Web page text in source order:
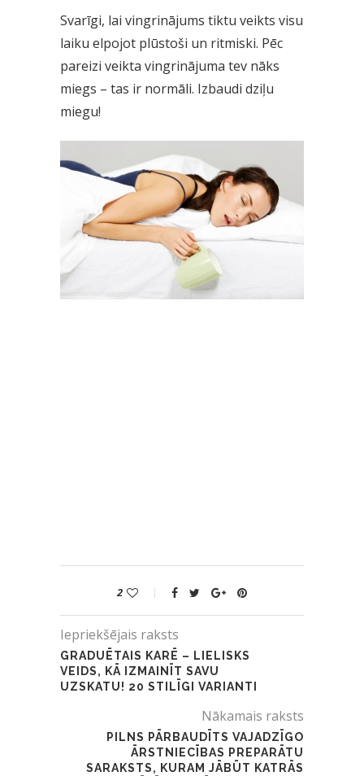
Svarīgi, lai vingrinājums tiktu veikts visu
laiku elpojot plūstoši un ritmiski. Pēc
pareizi veikta vingrinājuma tev nāks
miegs – tas ir normāli. Izbaudi dziļu
miegu!
2
Iepriekšējais raksts
GRADUĒTAIS KARĒ – LIELISKS
VEIDS, KĀ IZMAINĪT SAVU
UZSKATU! 20 STILĪGI VARIANTI
Nākamais raksts
PILNS PĀRBAUDĪTS VAJADZĪGO
ĀRSTNIECĪBAS PREPARĀTU
SARAKSTS, KURAM JĀBŪT KATRĀS